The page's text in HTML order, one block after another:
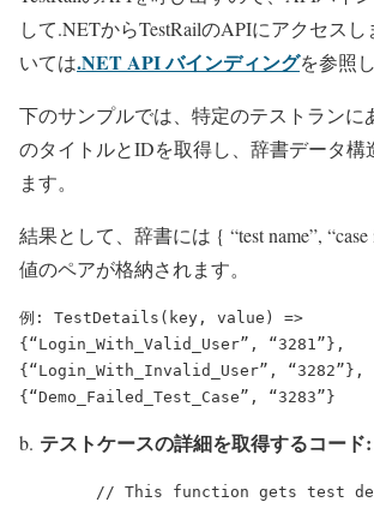
して.NETからTestRailのAPIにアクセス
いては.NET API バインディングを参照
下のサンプルでは、特定のテストランに
のタイトルとIDを取得し、辞書データ構
ます。
結果として、辞書には { “test name”,
値のペアが格納されます。
例: TestDetails(key, value) =>
{“Login_With_Valid_User”, “3281”},
{“Login_With_Invalid_User”, “3282”},
{“Demo_Failed_Test_Case”, “3283”}
b. テストケースの詳細を取得するコード:
// This function gets test